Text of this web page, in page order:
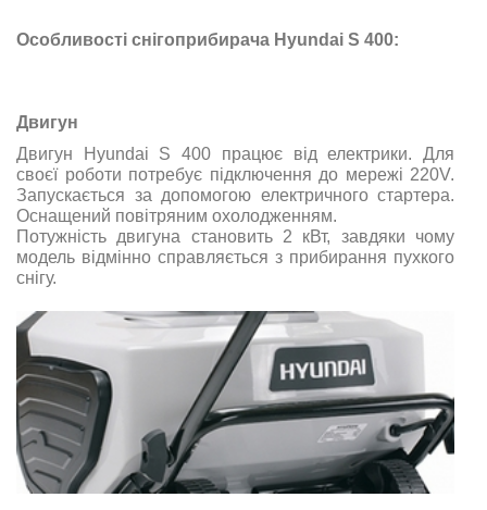
Особливості снігоприбирача Hyundai S 400:
Двигун
Двигун Hyundai S 400 працює від електрики. Для
своєї роботи потребує підключення до мережі 220V.
Запускається за допомогою електричного стартера.
Оснащений повітряним охолодженням.
Потужність двигуна становить 2 кВт, завдяки чому
модель відмінно справляється з прибирання пухкого
снігу.